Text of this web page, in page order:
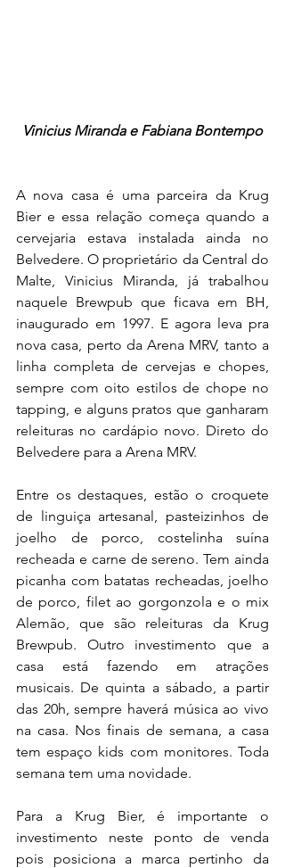
Vinicius Miranda e Fabiana Bontempo
A nova casa é uma parceira da Krug
Bier e essa relação começa quando a
cervejaria estava instalada ainda no
Belvedere. O proprietário da Central do
Malte, Vinicius Miranda, já trabalhou
naquele Brewpub que ficava em BH,
inaugurado em 1997. E agora leva pra
nova casa, perto da Arena MRV, tanto a
linha completa de cervejas e chopes,
sempre com oito estilos de chope no
tapping, e alguns pratos que ganharam
releituras no cardápio novo. Direto do
Belvedere para a Arena MRV.
Entre os destaques, estão o croquete
de linguiça artesanal, pasteizinhos de
joelho de porco, costelinha suína
recheada e carne de sereno. Tem ainda
picanha com batatas recheadas, joelho
de porco, filet ao gorgonzola e o mix
Alemão, que são releituras da Krug
Brewpub. Outro investimento que a
casa está fazendo em atrações
musicais. De quinta a sábado, a partir
das 20h, sempre haverá música ao vivo
na casa. Nos finais de semana, a casa
tem espaço kids com monitores. Toda
semana tem uma novidade.
Para a Krug Bier, é importante o
investimento neste ponto de venda
pois posiciona a marca pertinho da